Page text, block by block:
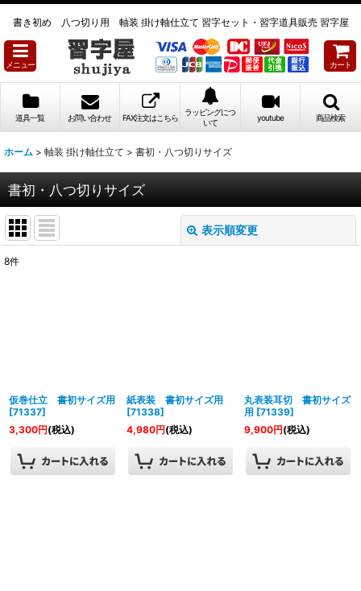
書き初め 八つ切り用 軸装 掛け軸仕立て 習字セット・習字道具販売 習字屋
メニュー カート
道具一覧 お問い合わせ FAX注文はこちら
ラッピングにつ
いて
youtube 商品検索
ホーム > 軸装 掛け軸仕立て > 書初・八つ切りサイズ
書初・八つ切りサイズ
表示順変更
8件
仮巻仕立 書初サイズ用
[71337]
3,300円(税込)
紙表装 書初サイズ用
[71338]
4,980円(税込)
丸表装耳切 書初サイズ
用 [71339]
9,900円(税込)